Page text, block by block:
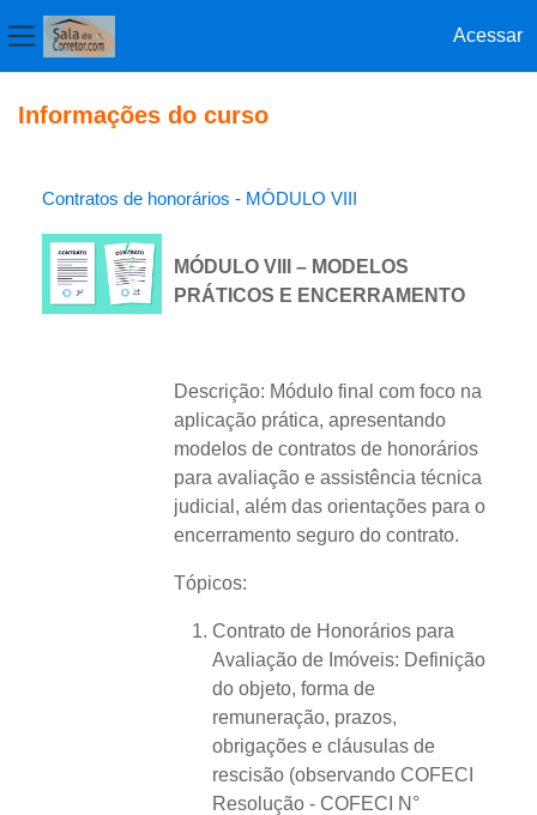
Painel lateral
Acessar
Informações do curso
Contratos de honorários - MÓDULO VIII
MÓDULO VIII – MODELOS
PRÁTICOS E ENCERRAMENTO
Descrição: Módulo final com foco na
aplicação prática, apresentando
modelos de contratos de honorários
para avaliação e assistência técnica
judicial, além das orientações para o
encerramento seguro do contrato.
Tópicos:
Contrato de Honorários para
Avaliação de Imóveis: Definição
do objeto, forma de
remuneração, prazos,
obrigações e cláusulas de
rescisão (observando COFECI
Resolução - COFECI N°